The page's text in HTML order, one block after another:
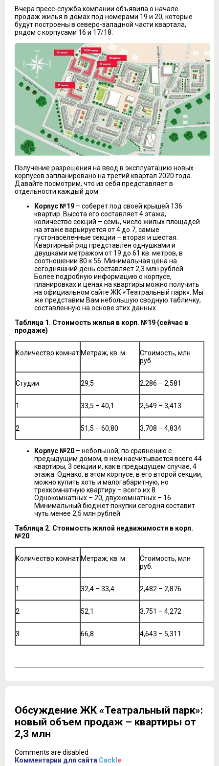
Вчера пресс-служба компании объявила о начале
продаж жилья в домах под номерами 19 и 20, которые
будут построены в северо-западной части квартала,
рядом с корпусами 16 и 17/18.
Получение разрешения на ввод в эксплуатацию новых
корпусов запланировано на третий квартал 2020 года.
Давайте посмотрим, что из себя представляет в
отдельности каждый дом.
Корпус №19 – соберет под своей крышей 136
квартир. Высота его составляет 4 этажа,
количество секций – семь, число жилых площадей
на этаже варьируется от 4 до 7, самые
густонаселенные секции – вторая и шестая.
Квартирный ряд представлен однушками и
двушками метражом от 19 до 61 кв. метров, в
соотношении 80 к 56. Минимальная цена на
сегодняшний день составляет 2,3 млн рублей.
Более подробную информацию о корпусе,
планировках и ценах на квартиры можно получить
на официальном сайте ЖК «Театральный парк». Мы
же представим Вам небольшую сводную табличку,
составленную на основе этих данных.
Таблица 1. Стоимость жилья в корп. №19 (сейчас в
продаже)
Количество комнат Метраж, кв. м
Стоимость, млн
руб.
Студии 29,5 2,286 – 2,581
1 33,5 – 40,1 2,549 – 3,413
2 51,5 – 60,80 3,708 – 4,834
Корпус №20 – небольшой, по сравнению с
предыдущим домом, в нем насчитывается всего 44
квартиры, 3 секции и, как в предыдущем случае, 4
этажа. Однако, в этом корпусе, в его второй секции,
можно купить хоть и малогабаритную, но
трехкомнатную квартиру – всего их 8.
Однокомнатных – 20, двухкомнатных – 16.
Минимальный бюджет покупки сегодня составит
чуть менее 2,5 млн рублей.
Таблица 2. Стоимость жилой недвижимости в корп.
№20
Количество комнат Метраж, кв. м
Стоимость, млн
руб.
1 32,4 – 33,4 2,482 – 2,876
2 52,1 3,751 – 4,272
3 66,8 4,643 – 5,311
Обсуждение ЖК «Театральный парк»:
новый объем продаж – квартиры от
2,3 млн
Comments are disabled
Комментарии для сайта Cackl e